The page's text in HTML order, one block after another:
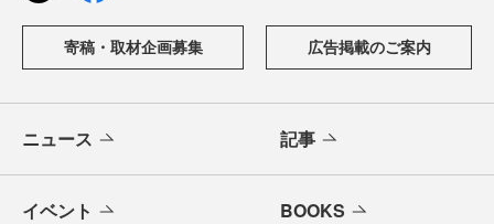
寄稿・取材企画募集 広告掲載のご案内
ニュース 記事
イベント BOOKS